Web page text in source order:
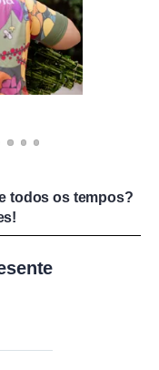
todos os tempos?